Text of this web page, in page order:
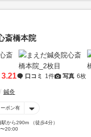
斎橋本院
3.21 口コミ 1件 写真 6枚
鍼灸
ーポン有
駅から290m （徒歩4分）
20:00